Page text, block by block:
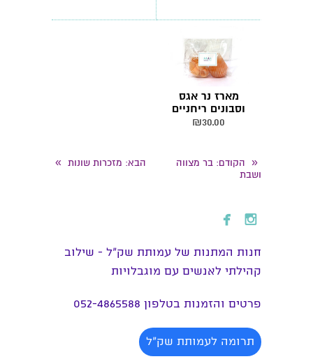
מארז נר אגס
וסבונים ריחניים
₪30.00
« הקודם: בר מצווה
ושבת
הבא: מזכרות שונות »
 
חנות המתנות של עמותת שק״ל - שילוב
קהילתי לאנשים עם מוגבלויות
פרטים והזמנות בטלפון 052-4865588
תרומה לעמותת שק"ל